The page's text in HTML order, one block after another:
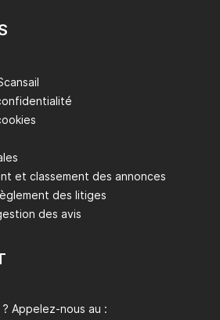
et classement des annonces
des litiges
des avis
Appelez-nous au :